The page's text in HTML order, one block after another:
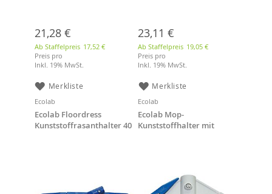
21,28 €
Ab Staffelpreis 17,52 €
Preis pro
Inkl. 19% MwSt.
Merkliste
23,11 €
Ab Staffelpreis 19,05 €
Preis pro
Inkl. 19% MwSt.
Merkliste
Ecolab
Ecolab Floordress
Kunststoffrasanthalter 40
Ecolab
Ecolab Mop-
Kunststoffhalter mit